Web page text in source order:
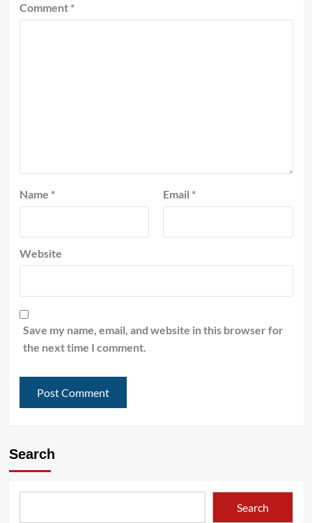
Comment *
Name * Email *
Website
Save my name, email, and website in this browser for
the next time I comment.
Search
Search